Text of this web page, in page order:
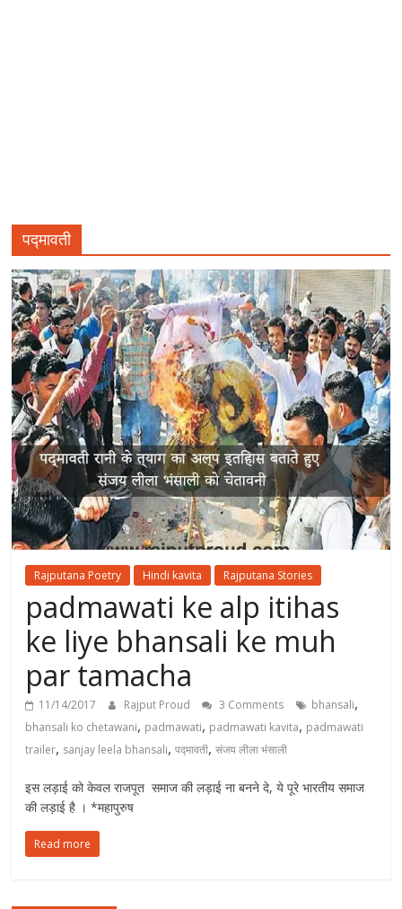
पद्मावती
Rajputana Poetry Hindi kavita Rajputana Stories
padmawati ke alp itihas
ke liye bhansali ke muh
par tamacha
11/14/2017 Rajput Proud 3 Comments bhansali,
bhansali ko chetawani, padmawati, padmawati kavita, padmawati
trailer, sanjay leela bhansali,पद्मावती,संजय लीला भंसाली
इस लड़ाई को केवल राजपूत समाज की लड़ाई ना बनने दे, ये पूरे भारतीय समाज
की लड़ाई है । *महापुरुष
Read more